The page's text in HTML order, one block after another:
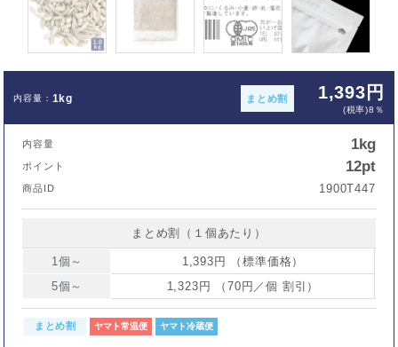
1kg まとめ割 1,393円
(税率)8％
内容量 1kg
ポイント 12pt
商品ID 1900T447
まとめ割（１個あたり）
1個～
1,393円 （標準価格）
5個～
1,323円 （70円／個 割引）
まとめ割 ヤマト常温便 ヤマト冷蔵便